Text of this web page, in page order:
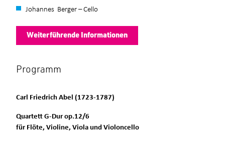
Johannes Berger – Cello
Weiterführende Informationen
Programm
Carl Friedrich Abel (1723-1787)
Quartett G-Dur op.12/6
für Flöte, Violine, Viola und Violoncello